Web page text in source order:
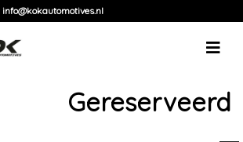
info@kokautomotives.nl
Gereserveerd